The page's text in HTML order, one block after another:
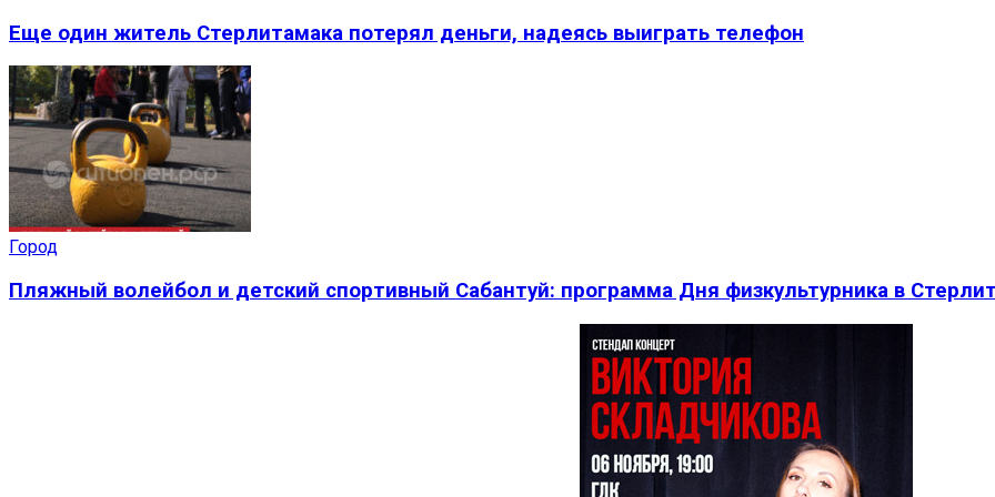
Еще один житель Стерлитамака потерял деньги, надеясь выиграть телефон
Город
Пляжный волейбол и детский спортивный Сабантуй: программа Дня физкультурника в